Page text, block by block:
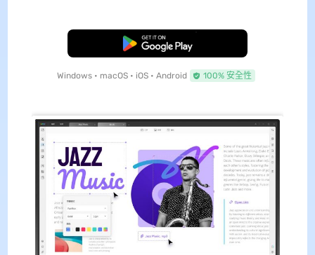
免費下載
Windows • macOS • iOS • Android 100% 安全性